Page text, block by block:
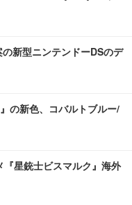
新型ニンテンドーDSのデ
の新色、コバルトブルー/
星銃士ビスマルク』海外